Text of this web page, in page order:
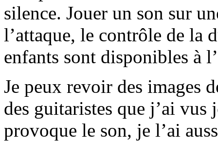
silence. Jouer un son sur
l’attaque, le contrôle de la
enfants sont disponibles à
Je peux revoir des images
des guitaristes que j’ai
provoque le son, je l’ai